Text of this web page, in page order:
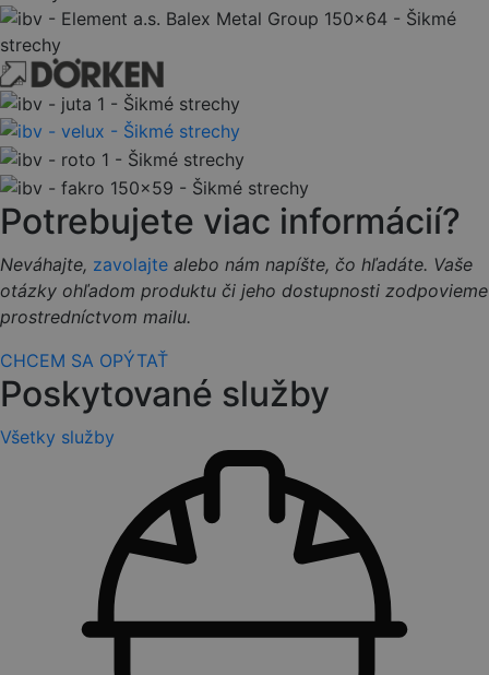
Potrebujete viac informácií?
Neváhajte, zavolajte alebo nám napíšte, čo hľadáte. Vaše
otázky ohľadom produktu či jeho dostupnosti zodpovieme
prostredníctvom mailu.
CHCEM SA OPÝTAŤ
Poskytované služby
Všetky služby